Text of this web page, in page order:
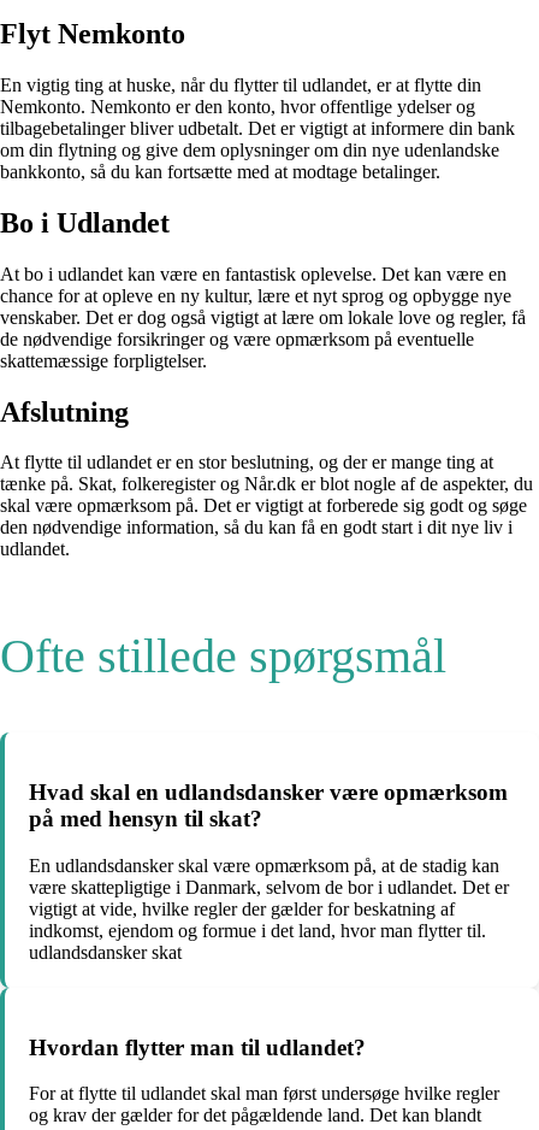
Flyt Nemkonto
En vigtig ting at huske, når du flytter til udlandet, er at flytte din
Nemkonto. Nemkonto er den konto, hvor offentlige ydelser og
tilbagebetalinger bliver udbetalt. Det er vigtigt at informere din bank
om din flytning og give dem oplysninger om din nye udenlandske
bankkonto, så du kan fortsætte med at modtage betalinger.
Bo i Udlandet
At bo i udlandet kan være en fantastisk oplevelse. Det kan være en
chance for at opleve en ny kultur, lære et nyt sprog og opbygge nye
venskaber. Det er dog også vigtigt at lære om lokale love og regler, få
de nødvendige forsikringer og være opmærksom på eventuelle
skattemæssige forpligtelser.
Afslutning
At flytte til udlandet er en stor beslutning, og der er mange ting at
tænke på. Skat, folkeregister og Når.dk er blot nogle af de aspekter, du
skal være opmærksom på. Det er vigtigt at forberede sig godt og søge
den nødvendige information, så du kan få en godt start i dit nye liv i
udlandet.
Ofte stillede spørgsmål
Hvad skal en udlandsdansker være opmærksom
på med hensyn til skat?
En udlandsdansker skal være opmærksom på, at de stadig kan
være skattepligtige i Danmark, selvom de bor i udlandet. Det er
vigtigt at vide, hvilke regler der gælder for beskatning af
indkomst, ejendom og formue i det land, hvor man flytter til.
udlandsdansker skat
Hvordan flytter man til udlandet?
For at flytte til udlandet skal man først undersøge hvilke regler
og krav der gælder for det pågældende land. Det kan blandt